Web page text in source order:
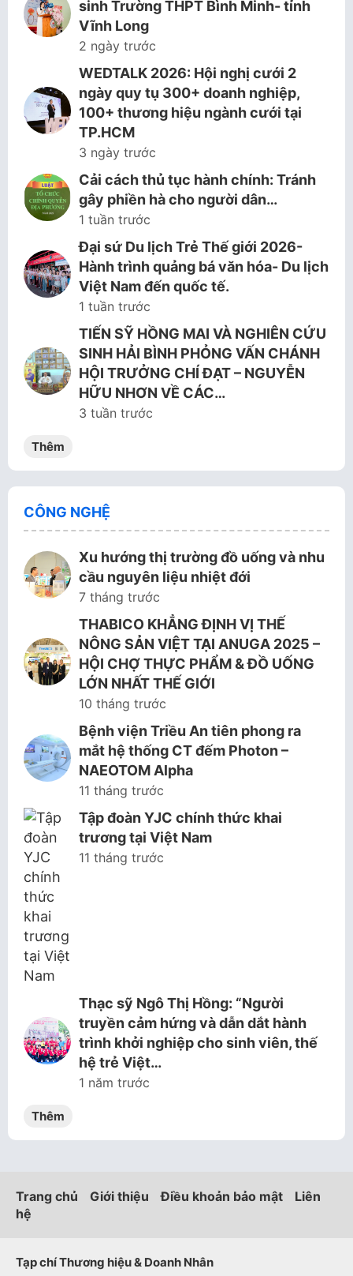
sinh Trường THPT Bình Minh- tỉnh
Vĩnh Long
2 ngày trước
WEDTALK 2026: Hội nghị cưới 2
ngày quy tụ 300+ doanh nghiệp,
100+ thương hiệu ngành cưới tại
TP.HCM
3 ngày trước
Cải cách thủ tục hành chính: Tránh
gây phiền hà cho người dân…
1 tuần trước
Đại sứ Du lịch Trẻ Thế giới 2026-
Hành trình quảng bá văn hóa- Du lịch
Việt Nam đến quốc tế.
1 tuần trước
TIẾN SỸ HỒNG MAI VÀ NGHIÊN CỨU
SINH HẢI BÌNH PHỎNG VẤN CHÁNH
HỘI TRƯỞNG CHÍ ĐẠT – NGUYỄN
HỮU NHƠN VỀ CÁC…
3 tuần trước
Thêm
CÔNG NGHỆ
Xu hướng thị trường đồ uống và nhu
cầu nguyên liệu nhiệt đới
7 tháng trước
THABICO KHẲNG ĐỊNH VỊ THẾ
NÔNG SẢN VIỆT TẠI ANUGA 2025 –
HỘI CHỢ THỰC PHẨM & ĐỒ UỐNG
LỚN NHẤT THẾ GIỚI
10 tháng trước
Bệnh viện Triều An tiên phong ra
mắt hệ thống CT đếm Photon –
NAEOTOM Alpha
11 tháng trước
Tập đoàn YJC chính thức khai
trương tại Việt Nam
11 tháng trước
Thạc sỹ Ngô Thị Hồng: “Người
truyền cảm hứng và dẫn dắt hành
trình khởi nghiệp cho sinh viên, thế
hệ trẻ Việt…
1 năm trước
Thêm
Trang chủ Giới thiệu Điều khoản bảo mật
Liên
hệ
Tạp chí Thương hiệu & Doanh Nhân